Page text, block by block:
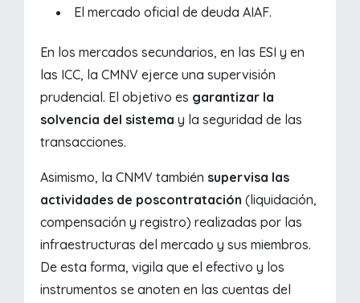
El mercado oficial de deuda AIAF.
En los mercados secundarios, en las ESI y en
las ICC, la CMNV ejerce una supervisión
prudencial. El objetivo es garantizar la
solvencia del sistema y la seguridad de las
transacciones.
Asimismo, la CNMV también supervisa las
actividades de poscontratación(liquidación,
compensación y registro) realizadas por las
infraestructuras del mercado y sus miembros.
De esta forma, vigila que el efectivo y los
instrumentos se anoten en las cuentas del